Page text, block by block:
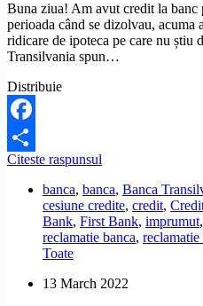
Buna ziua! Am avut credit la
perioada când se dizolvau, acuma
ridicare de ipoteca pe care nu știu
Transilvania spun…
Distribuie
Facebook
Share
Citeste raspunsul
obtin
adeverinta
de
ridicare
un
banca, banca, Banca
cesiune credite, credit,
Bank, First Bank, imprumut,
reclamatie banca, reclamatie
Toate
13 March 2022